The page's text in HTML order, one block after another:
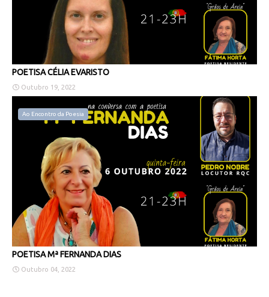
POETISA CÉLIA EVARISTO
Outubro 19, 2022
Ao Encontro da Poesia
POETISA Mª FERNANDA DIAS
Outubro 04, 2022